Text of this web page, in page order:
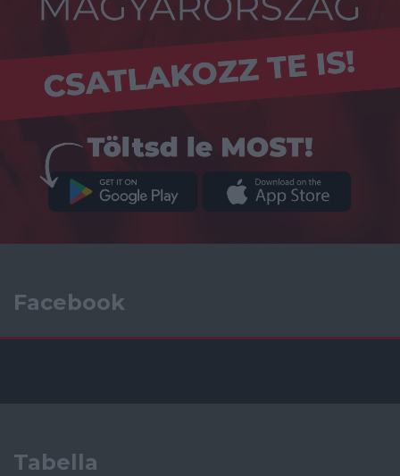
Facebook
Tabella